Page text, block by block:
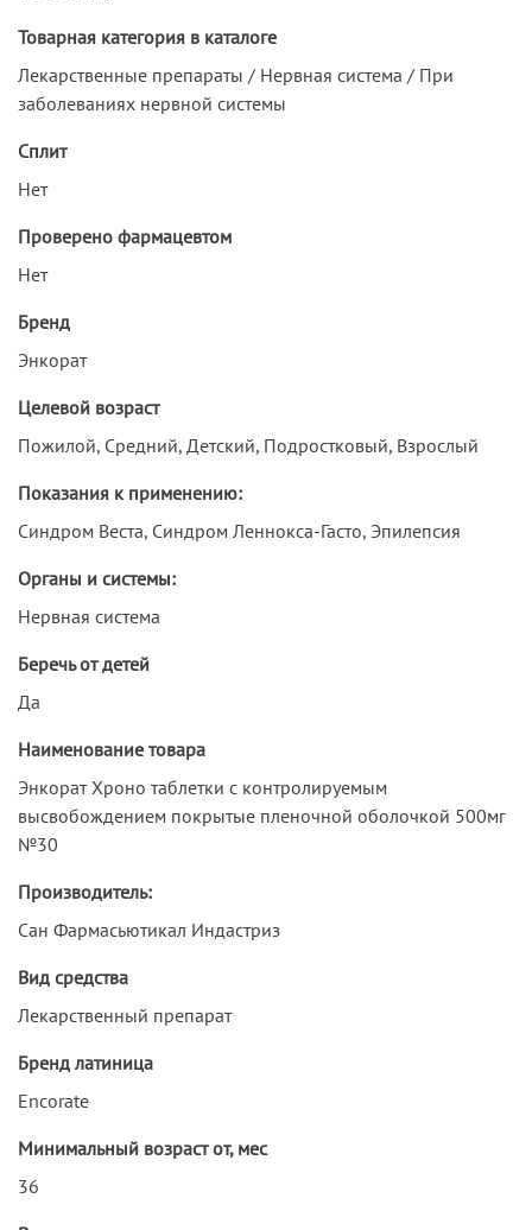
Товарная категория в каталоге
Лекарственные препараты / Нервная система / При
заболеваниях нервной системы
Сплит
Нет
Проверено фармацевтом
Нет
Бренд
Энкорат
Целевой возраст
Пожилой, Средний, Детский, Подростковый, Взрослый
Показания к применению:
Синдром Веста, Синдром Леннокса-Гасто, Эпилепсия
Органы и системы:
Нервная система
Беречь от детей
Да
Наименование товара
Энкорат Хроно таблетки с контролируемым
высвобождением покрытые пленочной оболочкой 500мг
№30
Производитель:
Сан Фармасьютикал Индастриз
Вид средства
Лекарственный препарат
Бренд латиница
Encorate
Минимальный возраст от, мес
36